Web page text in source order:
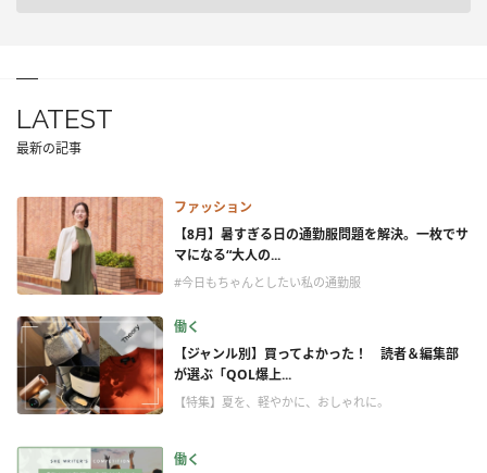
LATEST
最新の記事
ファッション
【8月】暑すぎる日の通勤服問題を解決。一枚でサ
マになる“大人の...
#今日もちゃんとしたい私の通勤服
働く
【ジャンル別】買ってよかった！ 読者＆編集部
が選ぶ「QOL爆上...
【特集】夏を、軽やかに、おしゃれに。
働く